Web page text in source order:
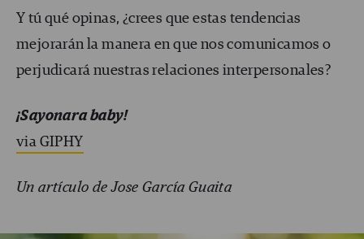
Y tú qué opinas, ¿crees que estas tendencias
mejorarán la manera en que nos comunicamos o
perjudicará nuestras relaciones interpersonales?
¡Sayonara baby!
via GIPHY
Un artículo de Jose García Guaita